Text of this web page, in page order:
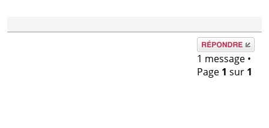
Répondre
1 message •
Page 1 sur 1